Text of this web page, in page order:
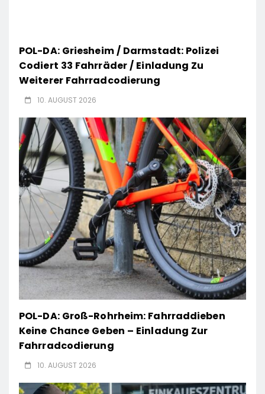
POL-DA: Griesheim / Darmstadt: Polizei
Codiert 33 Fahrräder / Einladung Zu
Weiterer Fahrradcodierung
10. AUGUST 2026
POL-DA: Groß-Rohrheim: Fahrraddieben
Keine Chance Geben – Einladung Zur
Fahrradcodierung
10. AUGUST 2026